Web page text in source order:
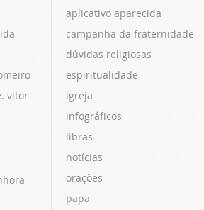
vitor
aplicativo aparecida
campanha da fraternidade
dúvidas religiosas
espiritualidade
igreja
infográficos
libras
notícias
orações
papa